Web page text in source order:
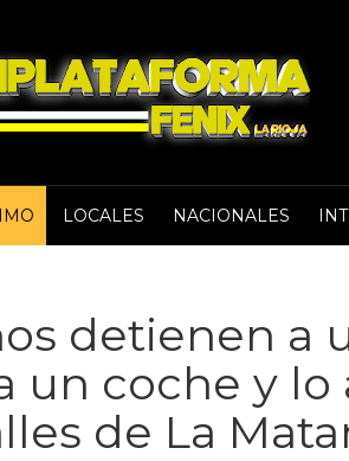
LOCALES NACIONALES
detienen a
un coche y lo
de La